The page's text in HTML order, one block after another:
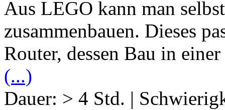
Aus LEGO kann man
zusammenbauen. Dieses
Router, dessen Bau in
(...)
Dauer: > 4 Std. |